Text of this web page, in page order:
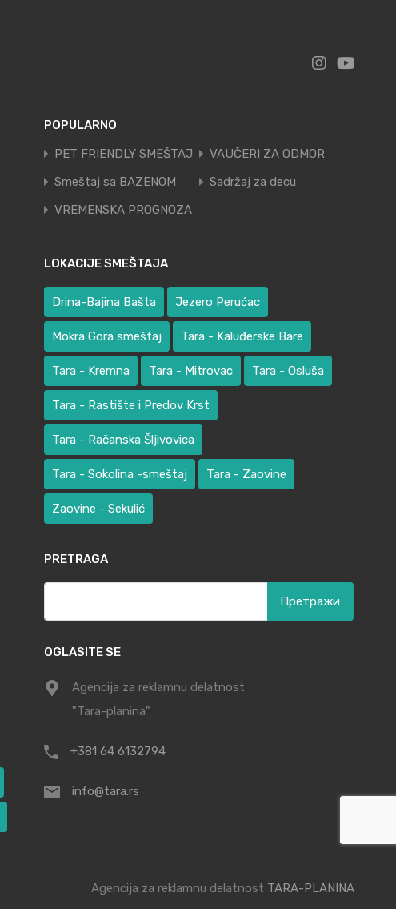
POPULARNO
PET FRIENDLY SMEŠTAJ
VAUČERI ZA ODMOR
Smeštaj sa BAZENOM
Sadržaj za decu
VREMENSKA PROGNOZA
LOKACIJE SMEŠTAJA
Drina-Bajina Bašta Jezero Perućac
Mokra Gora smeštaj Tara - Kaluđerske Bare
Tara - Kremna Tara - Mitrovac Tara - Osluša
Tara - Rastište i Predov Krst
Tara - Račanska Šljivovica
Tara - Sokolina -smeštaj Tara - Zaovine
Zaovine - Sekulić
PRETRAGA
за:
OGLASITE SE
Agencija za reklamnu delatnost
"Tara-planina"
+381 64 6132794
info@tara.rs
Agencija za reklamnu delatnost TARA-PLANINA